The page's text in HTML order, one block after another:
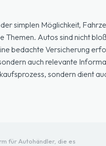
simplen Möglichkeit,
Themen. Autos sind nicht bloß
bedachte Versicherung
auch relevante
sondern dient
für Autohändler, die es